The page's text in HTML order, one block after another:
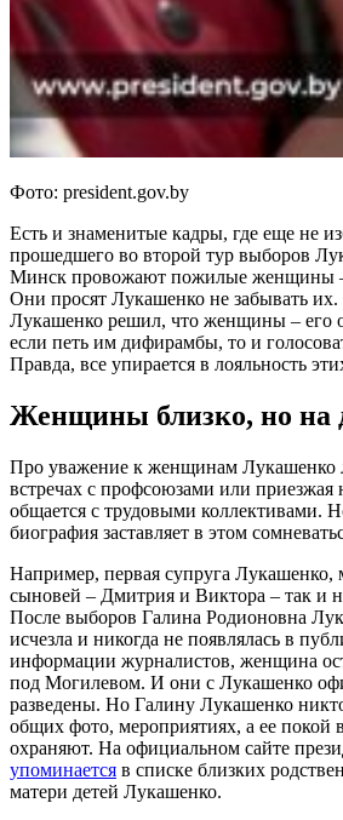
Фото: president.gov.by
Есть и знаменитые кадры, где еще не
прошедшего во второй тур выборов
Минск провожают пожилые женщины –
Они просят Лукашенко не забывать
Лукашенко решил, что женщины – его
если петь им дифирамбы, то и
Правда, все упирается в лояльность
Женщины близко, но на
Про уважение к женщинам Лукашенко
встречах с профсоюзами или приезжая
общается с трудовыми коллективами.
биография заставляет в этом
Например, первая супруга Лукашенко,
сыновей – Дмитрия и Виктора – так и
После выборов Галина Родионовна
исчезла и никогда не появлялась в
информации журналистов, женщина
под Могилевом. И они с Лукашенко
разведены. Но Галину Лукашенко
общих фото, мероприятиях, а ее покой
охраняют. На официальном сайте
упоминается в списке близких
матери детей Лукашенко.